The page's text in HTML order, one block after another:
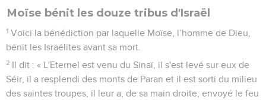
Moïse bénit les douze tribus d'Israël
1 Voici la bénédiction par laquelle Moïse, l’homme de Dieu,
bénit les Israélites avant sa mort.
2 Il dit : « L'Eternel est venu du Sinaï, il s'est levé sur eux de
Séir, il a resplendi des monts de Paran et il est sorti du milieu
des saintes troupes, il leur a, de sa main droite, envoyé le feu